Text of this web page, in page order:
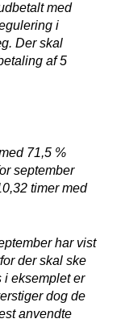
med
i
Der skal
af 5
71,5 %
september
timer med
har vist
der skal ske
i eksemplet er
dog de
anvendte